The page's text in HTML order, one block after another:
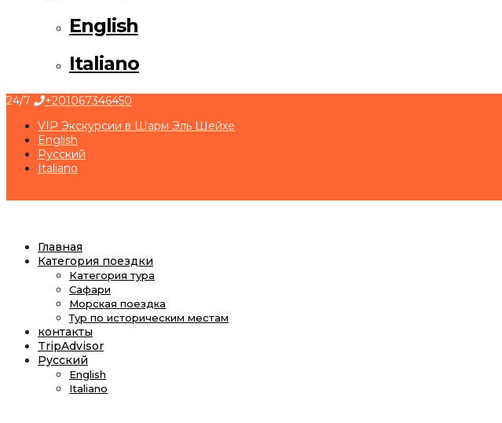
English
Italiano
24/7
+201067346450
VIP Экскурсии в Шарм Эль Шейхе
English
Русский
Italiano
Главная
Категория поездки
Категория тура
Сафари
Морская поездка
Тур по историческим местам
контакты
TripAdvisor
Русский
English
Italiano